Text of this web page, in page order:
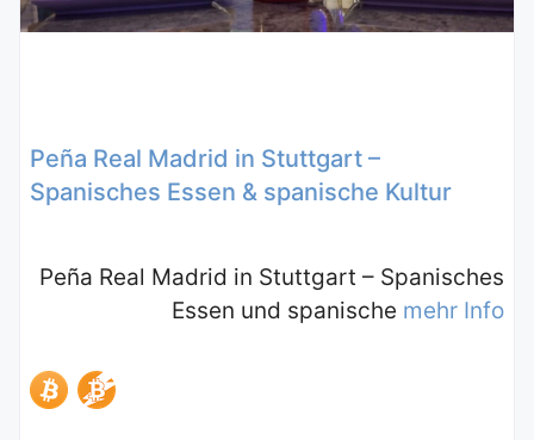
Peña Real Madrid in Stuttgart –
Spanisches Essen & spanische Kultur
Peña Real Madrid in Stuttgart – Spanisches
Essen und spanische mehr Info